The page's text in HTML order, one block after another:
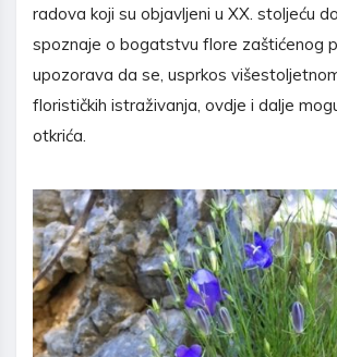
radova koji su objavljeni u XX. stoljeću
spoznaje o bogatstvu flore zaštićenog
upozorava da se, usprkos
florističkih istraživanja, ovdje i dalje
otkrića.